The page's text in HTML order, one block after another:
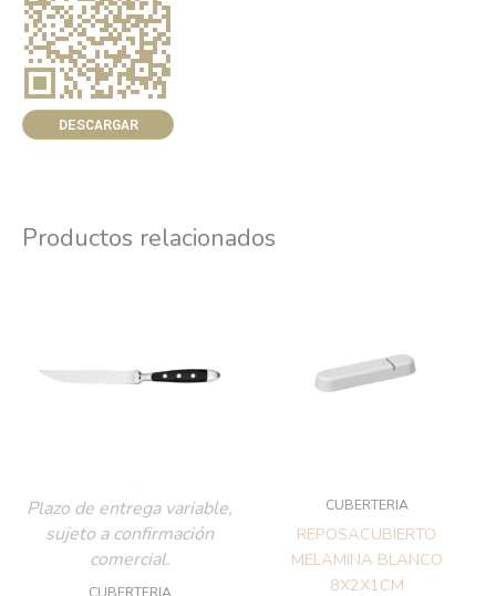
DESCARGAR
Productos relacionados
Plazo de entrega variable,
sujeto a confirmación
comercial.
CUBERTERIA
REPOSACUBIERTO
MELAMINA BLANCO
8X2X1CM